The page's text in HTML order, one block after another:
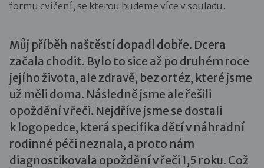
formu cvičení, se kterou budeme více v souladu.
Můj příběh naštěstí dopadl dobře. Dcera
začala chodit. Bylo to sice až po druhém roce
jejího života, ale zdravě, bez ortéz, které jsme
už měli doma. Následně jsme ale řešili
opoždění v řeči. Nejdříve jsme se dostali
k logopedce, která specifika dětí v náhradní
rodinné péči neznala, a proto nám
diagnostikovala opoždění v řeči 1,5 roku. Což